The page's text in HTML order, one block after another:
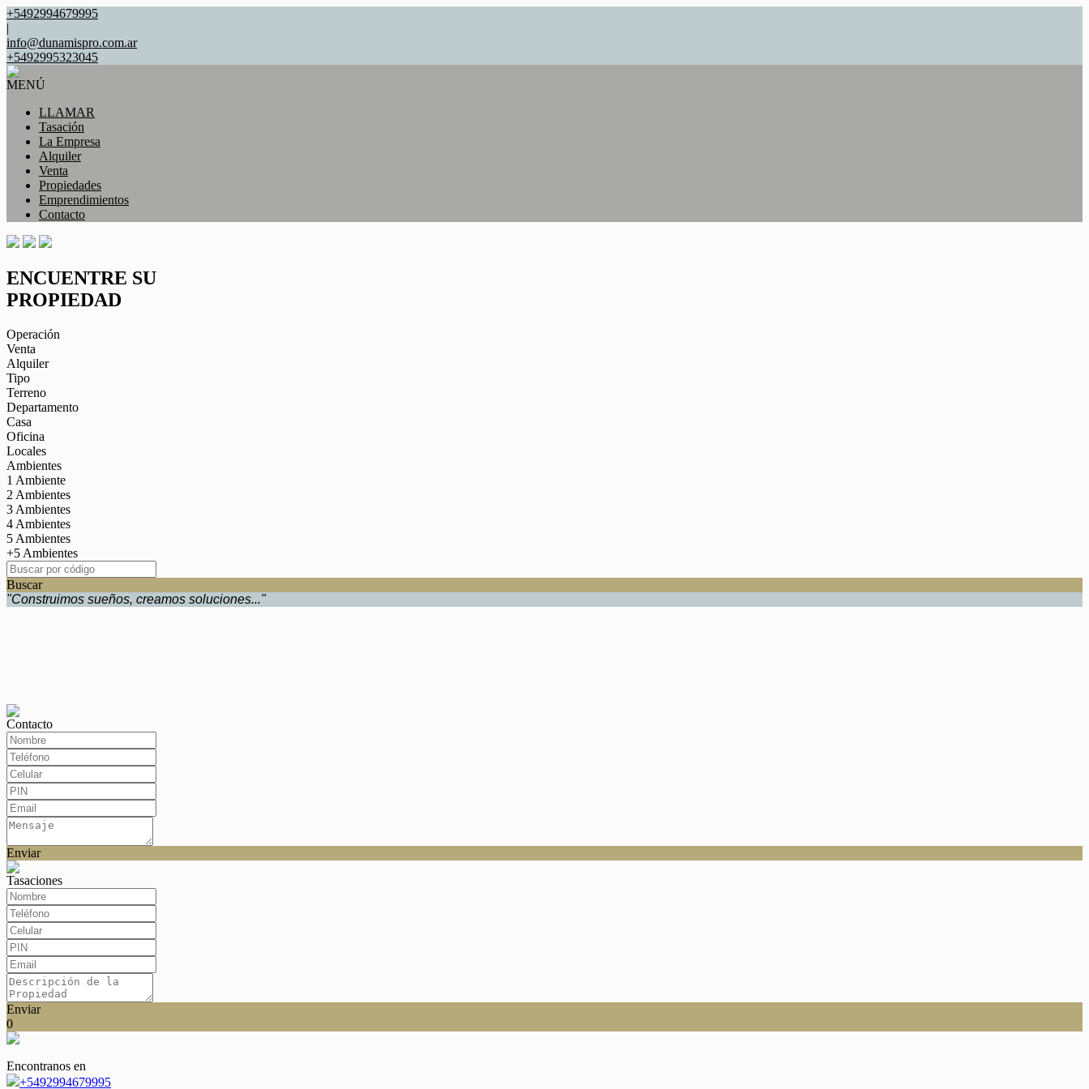
+5492994679995
|
info@dunamispro.com.ar
+5492995323045
MENÚ
LLAMAR
Tasación
La Empresa
Alquiler
Venta
Propiedades
Emprendimientos
Contacto
ENCUENTRE SU
PROPIEDAD
Operación
Venta
Alquiler
Tipo
Terreno
Departamento
Casa
Oficina
Locales
Ambientes
1 Ambiente
2 Ambientes
3 Ambientes
4 Ambientes
5 Ambientes
+5 Ambientes
Buscar
"Construimos sueños, creamos soluciones..."
Contacto
Enviar
Tasaciones
Enviar
0
Encontranos en
+5492994679995